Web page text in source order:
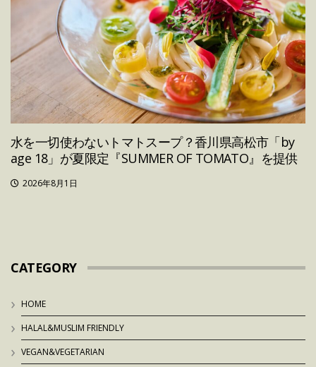
水を一切使わないトマトスープ？香川県高松市「by
age 18」が夏限定『SUMMER OF TOMATO』を提供
2026年8月1日
CATEGORY
HOME
HALAL&MUSLIM FRIENDLY
VEGAN&VEGETARIAN